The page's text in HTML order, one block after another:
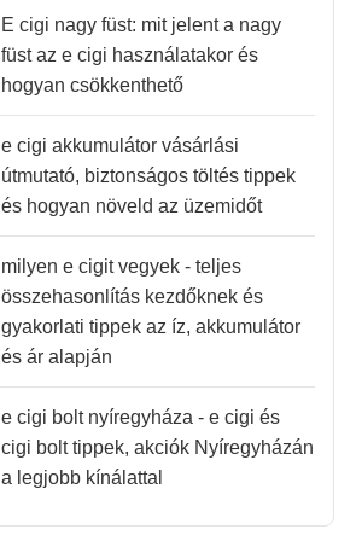
E cigi nagy füst: mit jelent a nagy
füst az e cigi használatakor és
hogyan csökkenthető
e cigi akkumulátor vásárlási
útmutató, biztonságos töltés tippek
és hogyan növeld az üzemidőt
milyen e cigit vegyek - teljes
összehasonlítás kezdőknek és
gyakorlati tippek az íz, akkumulátor
és ár alapján
e cigi bolt nyíregyháza - e cigi és
cigi bolt tippek, akciók Nyíregyházán
a legjobb kínálattal